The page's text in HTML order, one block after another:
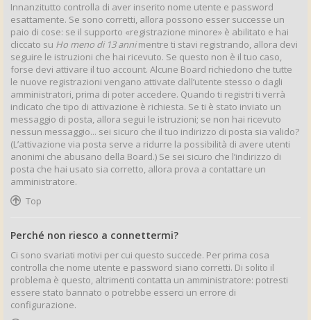
Innanzitutto controlla di aver inserito nome utente e password
esattamente. Se sono corretti, allora possono esser successe un
paio di cose: se il supporto «registrazione minore» è abilitato e hai
cliccato su Ho meno di 13 annimentre ti stavi registrando, allora devi
seguire le istruzioni che hai ricevuto. Se questo non è il tuo caso,
forse devi attivare il tuo account. Alcune Board richiedono che tutte
le nuove registrazioni vengano attivate dall’utente stesso o dagli
amministratori, prima di poter accedere. Quando ti registri ti verrà
indicato che tipo di attivazione è richiesta. Se ti è stato inviato un
messaggio di posta, allora segui le istruzioni; se non hai ricevuto
nessun messaggio... sei sicuro che il tuo indirizzo di posta sia valido?
(L’attivazione via posta serve a ridurre la possibilità di avere utenti
anonimi che abusano della Board.) Se sei sicuro che l’indirizzo di
posta che hai usato sia corretto, allora prova a contattare un
amministratore.
Top
Perché non riesco a connettermi?
Ci sono svariati motivi per cui questo succede. Per prima cosa
controlla che nome utente e password siano corretti. Di solito il
problema è questo, altrimenti contatta un amministratore: potresti
essere stato bannato o potrebbe esserci un errore di
configurazione.